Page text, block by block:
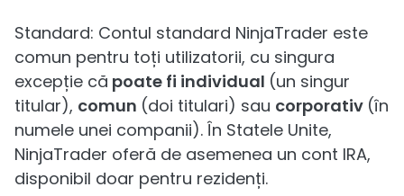
Standard: Contul standard NinjaTrader este
comun pentru toți utilizatorii, cu singura
excepție că poate fi individual (un singur
titular), comun (doi titulari) sau corporativ (în
numele unei companii). În Statele Unite,
NinjaTrader oferă de asemenea un cont IRA,
disponibil doar pentru rezidenți.